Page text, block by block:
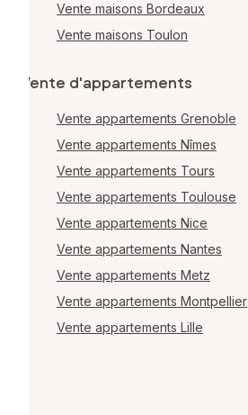
Vente maisons Bordeaux
Vente maisons Toulon
Vente d'appartements
Vente appartements Grenoble
Vente appartements Nîmes
Vente appartements Tours
Vente appartements Toulouse
Vente appartements Nice
Vente appartements Nantes
Vente appartements Metz
Vente appartements Montpellier
Vente appartements Lille